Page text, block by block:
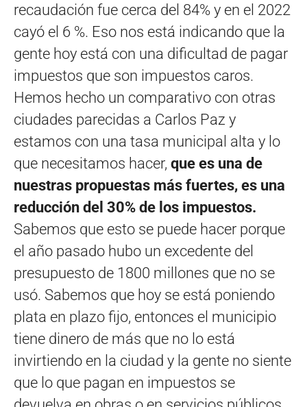
recaudación fue cerca del 84% y en el 2022
cayó el 6 %. Eso nos está indicando que la
gente hoy está con una dificultad de pagar
impuestos que son impuestos caros.
Hemos hecho un comparativo con otras
ciudades parecidas a Carlos Paz y
estamos con una tasa municipal alta y lo
que necesitamos hacer, que es una de
nuestras propuestas más fuertes, es una
reducción del 30% de los impuestos.
Sabemos que esto se puede hacer porque
el año pasado hubo un excedente del
presupuesto de 1800 millones que no se
usó. Sabemos que hoy se está poniendo
plata en plazo fijo, entonces el municipio
tiene dinero de más que no lo está
invirtiendo en la ciudad y la gente no siente
que lo que pagan en impuestos se